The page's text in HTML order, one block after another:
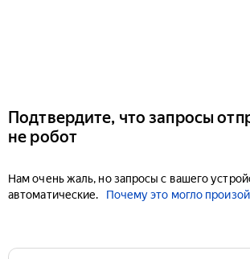
Подтвердите, что запросы
не робот
Нам очень жаль, но запросы с вашего
автоматические.
Почему это могло